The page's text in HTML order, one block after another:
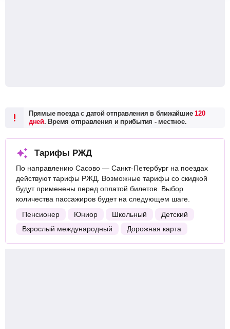
Прямые поезда с датой отправления в ближайшие120
дней. Время отправления и прибытия - местное.
Тарифы РЖД
По направлению Сасово — Санкт-Петербург на поездах
действуют тарифы РЖД. Возможные тарифы со скидкой
будут применены перед оплатой билетов. Выбор
количества пассажиров будет на следующем шаге.
Пенсионер
Юниор Школьный
Детский
Взрослый международный
Дорожная карта